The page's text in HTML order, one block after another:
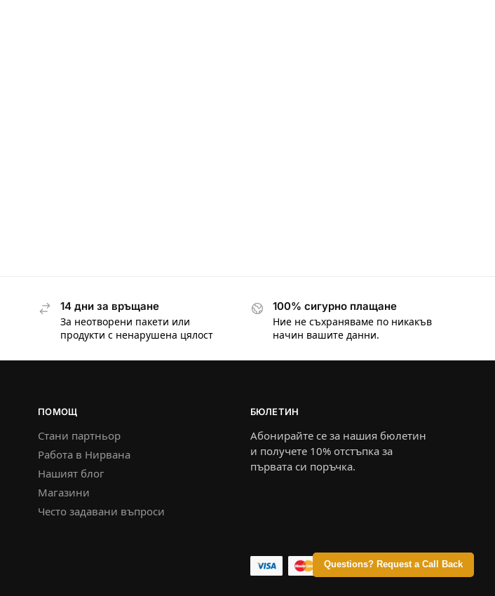
Questions? Request a Call Back
14 дни за връщане
За неотворени пакети или
продукти с ненарушена цялост
100% сигурно плащане
Ние не съхраняваме по никакъв
начин вашите данни.
ПОМОЩ
Стани партньор
Работа в Нирвана
Нашият блог
Магазини
Често задавани въпроси
БЮЛЕТИН
Абонирайте се за нашия бюлетин
и получете 10% отстъпка за
първата си поръчка.